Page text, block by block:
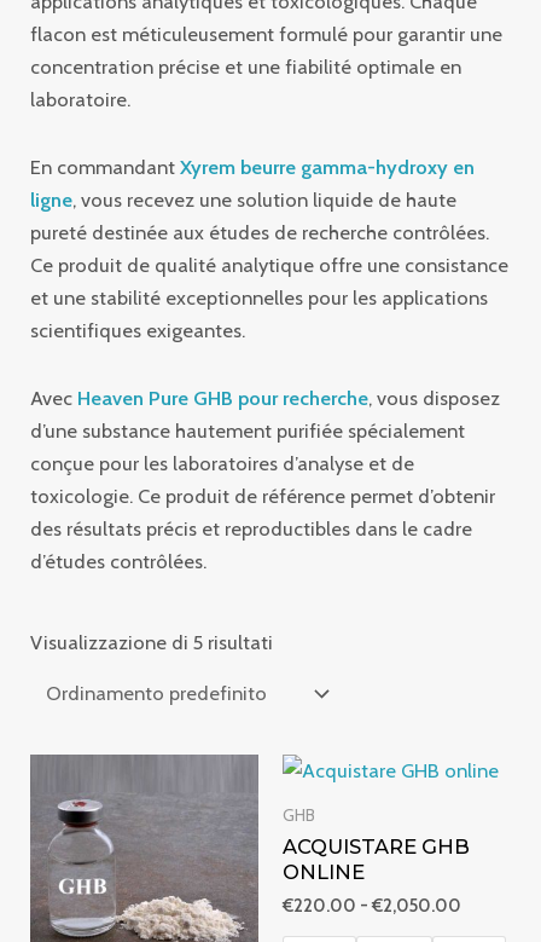
flacon est méticuleusement formulé pour garantir une
concentration précise et une fiabilité optimale en
laboratoire.
En commandantXyrem beurre gamma-hydroxy en
ligne, vous recevez une solution liquide de haute
pureté destinée aux études de recherche contrôlées.
Ce produit de qualité analytique offre une consistance
et une stabilité exceptionnelles pour les applications
scientifiques exigeantes.
Avec Heaven Pure GHB pour recherche, vous disposez
d’une substance hautement purifiée spécialement
conçue pour les laboratoires d’analyse et de
toxicologie. Ce produit de référence permet d’obtenir
des résultats précis et reproductibles dans le cadre
d’études contrôlées.
Visualizzazione di 5 risultati
prezzo:
da
€250.00
a
€1,200.00
GHB
ACQUISTARE GHB
ONLINE
€220.00 - €2,050.00
Fascia
€220.00